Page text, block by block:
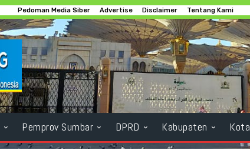
Pedoman Media Siber Advertise Disclaimer Tentang Kami
Pemprov Sumbar DPRD Kabupaten Kota